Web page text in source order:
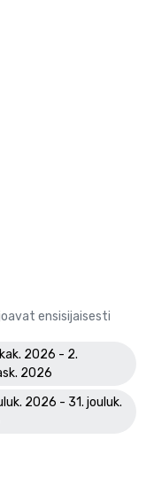
ensisijaisesti
2026 - 2.
2026
2026 - 31. jouluk.